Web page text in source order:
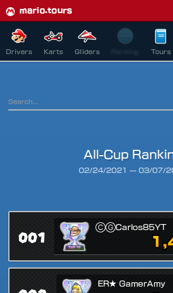
mario.tours
Drivers Karts Gliders Tours
All-Cup
02/24/2021 — 03/07/
001
ⒸⒼCarlos85YT
ER★ GamerAmy